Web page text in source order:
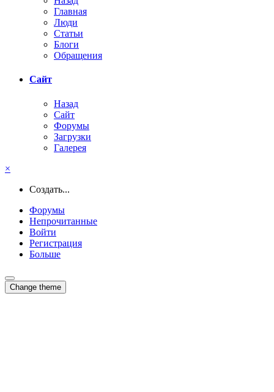
Главная
Люди
Статьи
Блоги
Обращения
Сайт
Назад
Сайт
Форумы
Загрузки
Галерея
×
Создать...
Форумы
Непрочитанные
Войти
Регистрация
Больше
Change theme